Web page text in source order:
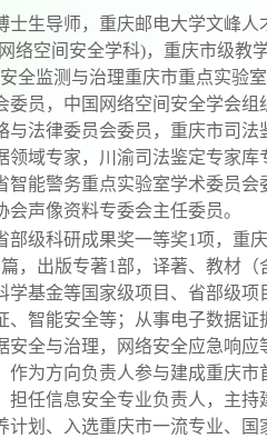
士生导师，重庆邮电大学文峰人
网络空间安全学科)，重庆市级教
全监测与治理重庆市重点实验
员，中国网络空间安全学会组
与法律委员会委员 ， 重庆市司法
领域专家，川渝司法鉴定专家库
能警务重点实验室学术委员会
会声像资料专委会主任委员。
部级科研成果奖一等奖1项，重
，出版专著1部，译著、教材（
学基金等国家级项目、省部级项
、智能安全等； 从事电子数据证
安全与治理 ， 网络安全应急响应
作为方向负责人参与建成重庆市
担任信息安全专业负责人，主持
划、入选重庆市一流专业、国